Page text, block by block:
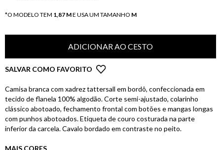
*O MODELO TEM 1,87 ME USA UM TAMANHO M
ADICIONAR AO CESTO
SALVAR COMO FAVORITO
Camisa branca com xadrez tattersall em bordô, confeccionada em
tecido de flanela 100% algodão. Corte semi-ajustado, colarinho
clássico abotoado, fechamento frontal com botões e mangas longas
com punhos abotoados. Etiqueta de couro costurada na parte
inferior da carcela. Cavalo bordado em contraste no peito.
MAIS CORES